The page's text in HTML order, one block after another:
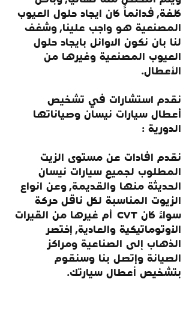
كلفة, فدائماً كان ايجاد حلول العيوب
المصنعية هو واجب علينا, وشغف
لنا بان نكون الاوائل بايجاد حلول
العيوب المصنعية وغيرها من
الأعطال.
نقدم استشارات في تشخيص
أعطال سيارات نيسان وصياناتها
الدورية :
نقدم افادات عن مستوى الزيت
المطلوب لجميع سيارات نيسان
الحديثة منها والقديمة, وعن انواع
الزيوت المناسبة لكل ناقل حركة
سواءً كان CVT  أم غيرها من القيرات
الأوتوماتيكية والعادية, إختصر
الذهاب إلى الصناعية ومراكز
الصيانة وإتصل بنا وسنقوم
بتشخيص أعطال سيارتك.